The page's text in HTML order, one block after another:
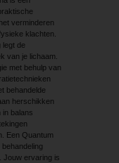
verminderen
klachten.
legt de
van je lichaam.
met behulp van
behandelde
herschikken
in balans
Een Quantum
Jouw ervaring is